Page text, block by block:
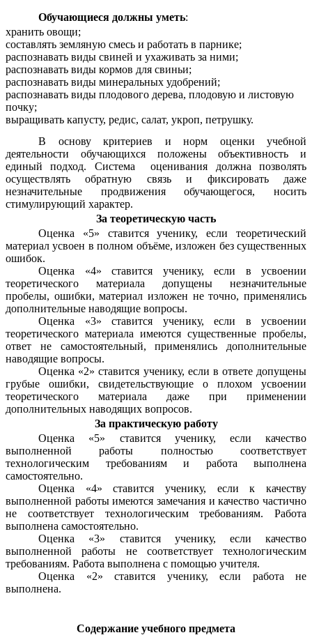
Обучающиеся должны уметь:
хранить овощи;
составлять земляную смесь и работать в парнике;
распознавать виды свиней и ухаживать за ними;
распознавать виды кормов для свиньи;
распознавать виды минеральных удобрений;
распознавать виды плодового дерева, плодовую и листовую
почку;
выращивать капусту, редис, салат, укроп, петрушку.
В основу критериев и норм оценки учебной
деятельности обучающихся положены объективность и
единый подход.
Система оценивания должна позволять
осуществлять обратную связь и фиксировать даже
незначительные продвижения обучающегося, носить
стимулирующий характер.
За теоретическую часть
Оценка «5» ставится ученику, если теоретический
материал усвоен в полном объёме, изложен без существенных
ошибок.
Оценка «4» ставится ученику, если в усвоении
теоретического материала допущены незначительные
пробелы, ошибки, материал изложен не точно, применялись
дополнительные наводящие вопросы.
Оценка «3» ставится ученику, если в усвоении
теоретического материала имеются существенные пробелы,
ответ не самостоятельный, применялись дополнительные
наводящие вопросы.
Оценка «2» ставится ученику, если в ответе допущены
грубые ошибки, свидетельствующие о плохом усвоении
теоретического материала даже при применении
дополнительных наводящих вопросов.
За практическую работу
Оценка «5» ставится ученику, если качество
выполненной работы полностью соответствует
технологическим требованиям и работа выполнена
самостоятельно.
Оценка «4» ставится ученику, если к качеству
выполненной работы имеются замечания и качество частично
не соответствует технологическим требованиям. Работа
выполнена самостоятельно.
Оценка «3» ставится ученику, если качество
выполненной работы не соответствует технологическим
требованиям. Работа выполнена с помощью учителя.
Оценка «2» ставится ученику, если работа не
выполнена.
Содержание учебного предмета